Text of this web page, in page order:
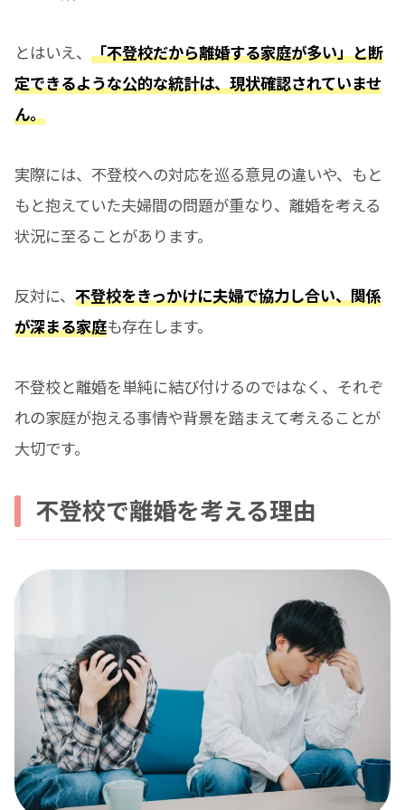
とはいえ、「不登校だから離婚する家庭が多い」と断
定できるような公的な統計は、現状確認されていませ
ん。
実際には、不登校への対応を巡る意見の違いや、もと
もと抱えていた夫婦間の問題が重なり、離婚を考える
状況に至ることがあります。
反対に、不登校をきっかけに夫婦で協力し合い、関係
が深まる家庭も存在します。
不登校と離婚を単純に結び付けるのではなく、それぞ
れの家庭が抱える事情や背景を踏まえて考えることが
大切です。
不登校で離婚を考える理由